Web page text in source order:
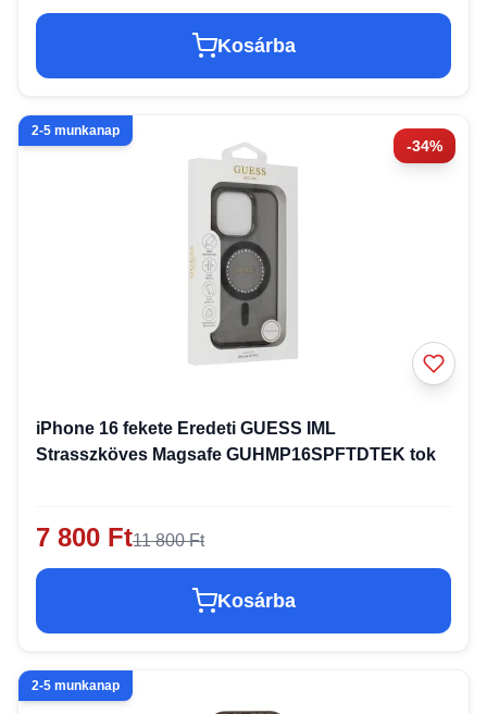
Kosárba
-34%
2-5 munkanap
iPhone 16 fekete Eredeti GUESS IML
Strasszköves Magsafe GUHMP16SPFTDTEK tok
7 800 Ft11 800 Ft
Kosárba
2-5 munkanap